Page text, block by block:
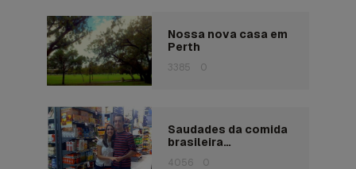
Nossa nova casa em
Perth
3385 0
Saudades da comida
brasileira…
4056 0